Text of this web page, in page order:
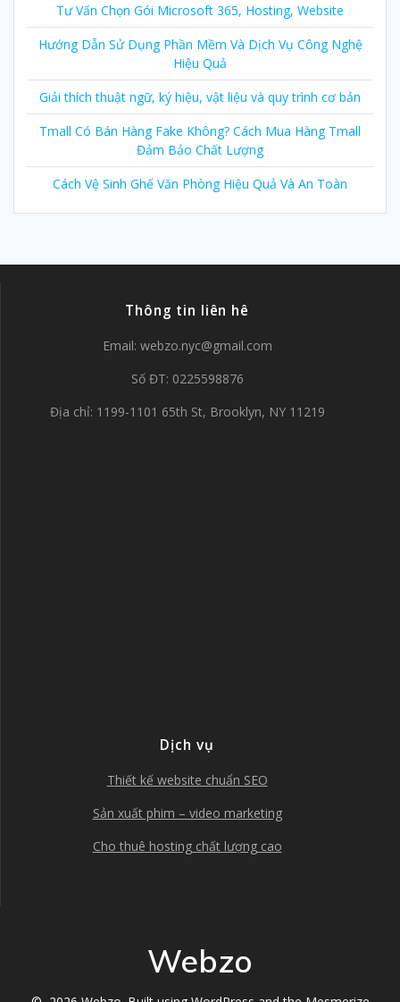
Tư Vấn Chọn Gói Microsoft 365, Hosting, Website
Hướng Dẫn Sử Dụng Phần Mềm Và Dịch Vụ Công Nghệ
Hiệu Quả
Giải thích thuật ngữ, ký hiệu, vật liệu và quy trình cơ bản
Tmall Có Bán Hàng Fake Không? Cách Mua Hàng Tmall
Đảm Bảo Chất Lượng
Cách Vệ Sinh Ghế Văn Phòng Hiệu Quả Và An Toàn
Thông tin liên hê
Email: webzo.nyc@gmail.com
Số ĐT: 0225598876
Địa chỉ: 1199-1101 65th St, Brooklyn, NY 11219
Dịch vụ
Thiết kế website chuẩn SEO
Sản xuất phim – video marketing
Cho thuê hosting chất lượng cao
Webzo